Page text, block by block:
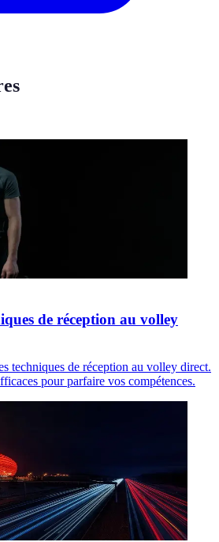
de réception au volley
techniques de réception au volley direct.
pour parfaire vos compétences.